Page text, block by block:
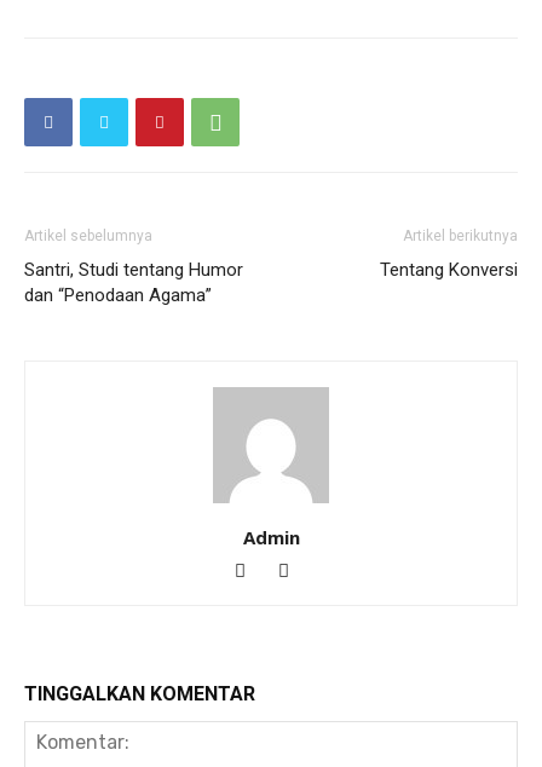
Artikel sebelumnya
Santri, Studi tentang Humor
dan “Penodaan Agama”
Artikel berikutnya
Tentang Konversi
Admin
TINGGALKAN KOMENTAR